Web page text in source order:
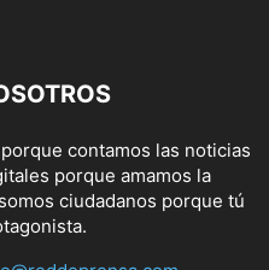
contamos las noticias
porque amamos la
ciudadanos porque tú